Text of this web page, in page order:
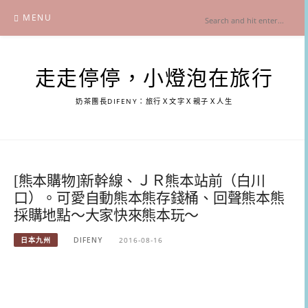
content
MENU
走走停停，小燈泡在旅行
奶茶團長DIFENY：旅行Ｘ文字Ｘ親子Ｘ人生
[熊本購物]新幹線、ＪＲ熊本站前（白川
口）。可愛自動熊本熊存錢桶、回聲熊本熊
採購地點～大家快來熊本玩～
日本九州 DIFENY 2016-08-16